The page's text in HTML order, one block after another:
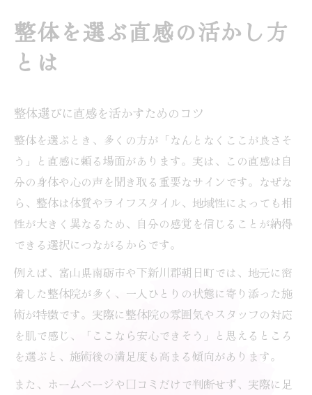
整体を直感で選ぶ際の判断基準
整体院との相性を直感で感じ取る方法
初めてでも安心の整体直感チェック法
初めての整体選び不安を和らげる方法
整体初体験の不安を減らす準備ポイント
整体院選びで安心感を得るための工夫
整体施術前に知っておきたい心構え
整体初回で緊張しないための対策
整体選択時の疑問を直感で解決する方法
整体の費用相場を地域で比較
整体の費用相場を知るための調べ方
整体の地域ごとの費用差と特徴解説
整体を選ぶ直感の活かし方
とは
整体選びに直感を活かすためのコツ
整体を選ぶとき、多くの方が「なんとなくここが良さそ
う」と直感に頼る場面があります。実は、この直感は自
分の身体や心の声を聞き取る重要なサインです。なぜな
ら、整体は体質やライフスタイル、地域性によっても相
性が大きく異なるため、自分の感覚を信じることが納得
できる選択につながるからです。
例えば、富山県南砺市や下新川郡朝日町では、地元に密
着した整体院が多く、一人ひとりの状態に寄り添った施
術が特徴です。実際に整体院の雰囲気やスタッフの対応
を肌で感じ、「ここなら安心できそう」と思えるところ
を選ぶと、施術後の満足度も高まる傾向があります。
また、ホームページや口コミだけで判断せず、実際に足